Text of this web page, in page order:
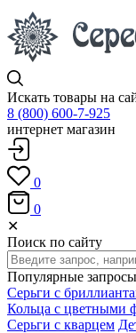
Искать товары на
8 (800) 600-7-925
интернет магазин
0
0
✕
Поиск по сайту
Популярные запросы
Серьги с
Кольца с цветными
Серьги с кварцем